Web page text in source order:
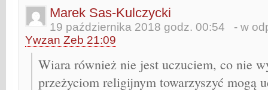
Marek Sas-Kulczycki
19 października 2018 godz. 00:54 - w
Ywzan Zeb 21:09
Wiara również nie jest uczuciem, co nie
przeżyciom religijnym towarzyszyć mogą